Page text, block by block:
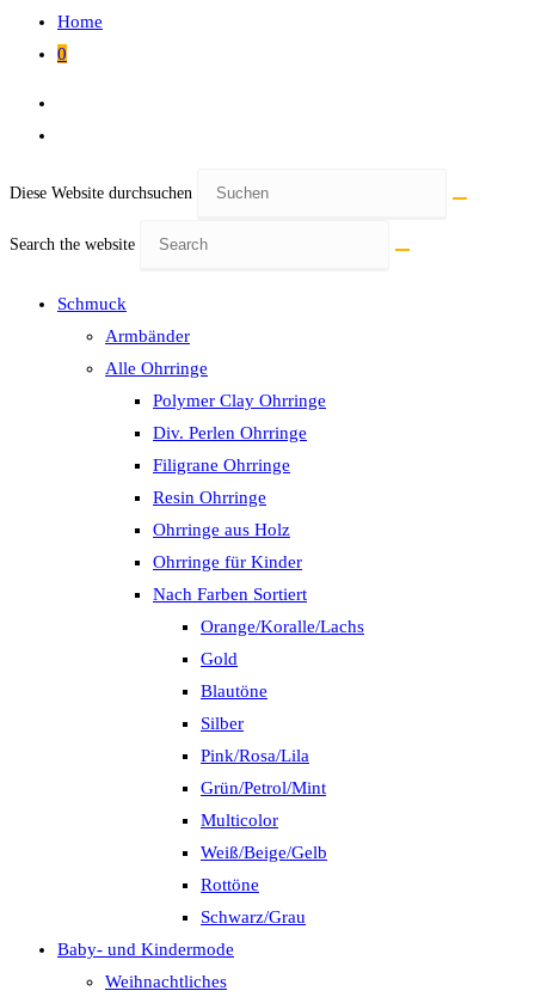
Home
0
Diese Website durchsuchen
Search the website
Schmuck
Armbänder
Alle Ohrringe
Polymer Clay Ohrringe
Div. Perlen Ohrringe
Filigrane Ohrringe
Resin Ohrringe
Ohrringe aus Holz
Ohrringe für Kinder
Nach Farben Sortiert
Orange/Koralle/Lachs
Gold
Blautöne
Silber
Pink/Rosa/Lila
Grün/Petrol/Mint
Multicolor
Weiß/Beige/Gelb
Rottöne
Schwarz/Grau
Baby- und Kindermode
Weihnachtliches